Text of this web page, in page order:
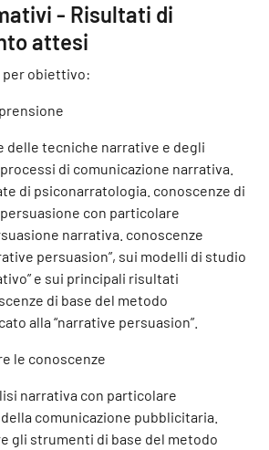
- Risultati di
attesi
per obiettivo:
delle tecniche narrative e degli
di comunicazione narrativa.
di psiconarratologia. conoscenze di
con particolare
narrativa. conoscenze
persuasion”, sui modelli di studio
e sui principali risultati
di base del metodo
alla “narrative persuasion”.
le conoscenze
narrativa con particolare
comunicazione pubblicitaria.
gli strumenti di base del metodo